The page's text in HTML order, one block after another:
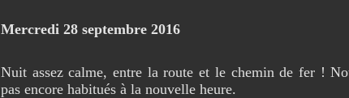
Mercredi 28 septembre 2016
Nuit assez calme, entre la route et le chemin de fer !
pas encore habitués à la nouvelle heure.